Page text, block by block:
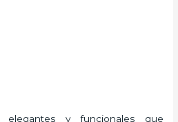
elegantes y funcionales que